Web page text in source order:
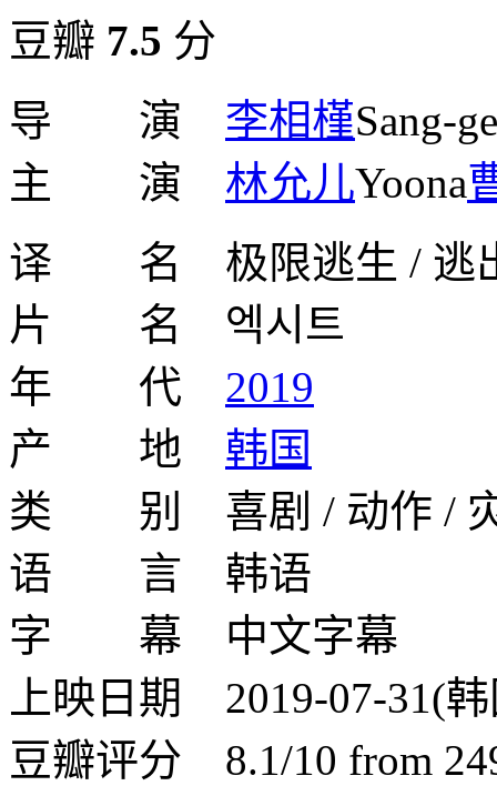
豆瓣 7.5 分
导 演 李相槿Sang-
主 演 林允儿Yoona
译 名 极限逃生 / 逃出
片 名 엑시트
年 代 2019
产 地 韩国
类 别 喜剧 / 动作 /
语 言 韩语
字 幕 中文字幕
上映日期 2019-07-31(
豆瓣评分 8.1/10 from